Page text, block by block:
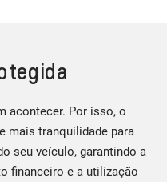
acontecer. Por isso, o
mais tranquilidade para
seu veículo, garantindo a
financeiro e a utilização